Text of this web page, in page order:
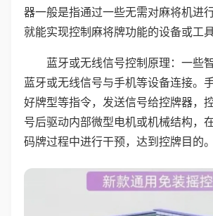
器一般是指通过一些无需对麻将机进
就能实现控制麻将牌功能的设备或工具
蓝牙或无线信号控制原理：一些
蓝牙或无线信号与手机等设备连接。
好牌型等指令，发送信号给控牌器，
号后驱动内部微型电机或机械结构，
码牌过程中进行干预，达到控牌目的。